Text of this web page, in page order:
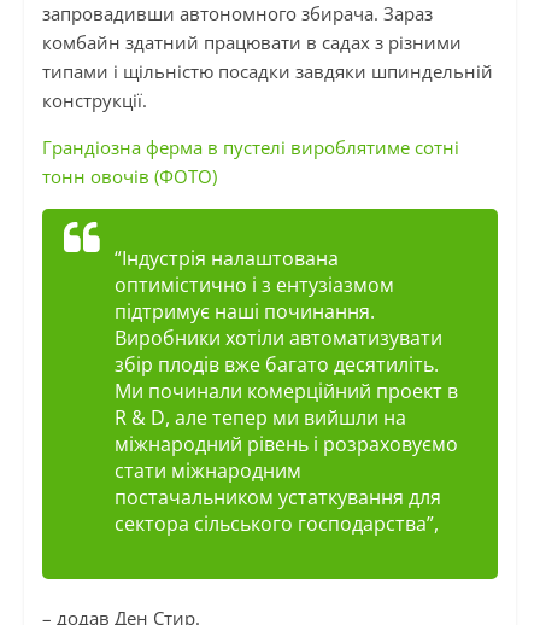
запровадивши автономного збирача. Зараз
комбайн здатний працювати в садах з різними
типами і щільністю посадки завдяки шпиндельній
конструкції.
Грандіозна ферма в пустелі вироблятиме сотні
тонн овочів (ФОТО)
“Індустрія налаштована
оптимістично і з ентузіазмом
підтримує наші починання.
Виробники хотіли автоматизувати
збір плодів вже багато десятиліть.
Ми починали комерційний проект в
R & D, але тепер ми вийшли на
міжнародний рівень і розраховуємо
стати міжнародним
постачальником устаткування для
сектора сільського господарства”,
– додав Ден Стир.